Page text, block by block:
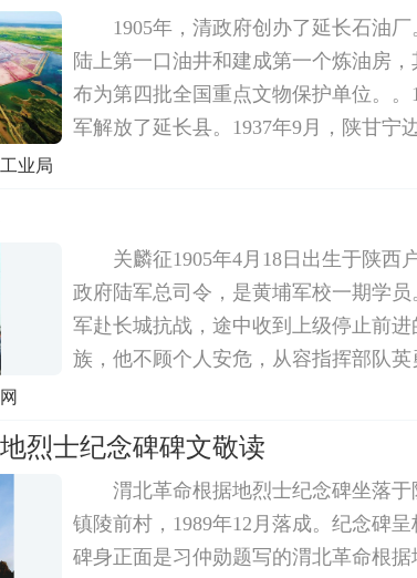
1905年，清政府创办了延长石油
陆上第一口油井和建成第一个炼油房
布为第四批全国重点文物保护单位。。
军解放了延长县。1937年9月，陕甘宁
厂改称陕甘宁边区石油厂。1938年3月
业局
关麟征1905年4月18日出生于陕西
政府陆军总司令，是黄埔军校一期学员
军赴长城抗战，途中收到上级停止前
族，他不顾个人安危，从容指挥部队
麟征率军夜袭邯郸机场取得辉煌胜利
烈士纪念碑碑文敬读
渭北革命根据地烈士纪念碑坐落
镇陵前村，1989年12月落成。纪念碑呈
碑身正面是习仲勋题写的渭北革命根